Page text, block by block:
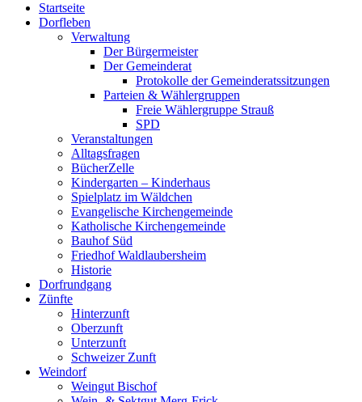
oben
scrollen
Startseite
Dorfleben
Verwaltung
Der Bürgermeister
Der Gemeinderat
Protokolle der Gemeinderatssitzungen
Parteien & Wählergruppen
Freie Wählergruppe Strauß
SPD
Veranstaltungen
Alltagsfragen
BücherZelle
Kindergarten – Kinderhaus
Spielplatz im Wäldchen
Evangelische Kirchengemeinde
Katholische Kirchengemeinde
Bauhof Süd
Friedhof Waldlaubersheim
Historie
Dorfrundgang
Zünfte
Hinterzunft
Oberzunft
Unterzunft
Schweizer Zunft
Weindorf
Weingut Bischof